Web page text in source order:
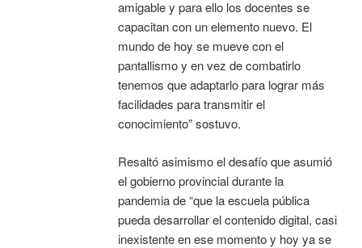
amigable y para ello los docentes se
capacitan con un elemento nuevo. El
mundo de hoy se mueve con el
pantallismo y en vez de combatirlo
tenemos que adaptarlo para lograr más
facilidades para transmitir el
conocimiento” sostuvo.
Resaltó asimismo el desafío que asumió
el gobierno provincial durante la
pandemia de “que la escuela pública
pueda desarrollar el contenido digital, casi
inexistente en ese momento y hoy ya se